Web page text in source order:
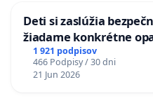
Deti si zaslúžia
žiadame konkrétne
situácie v školstve
1 921 podpisov
466 Podpisy / 30 dni
21 Jun 2026